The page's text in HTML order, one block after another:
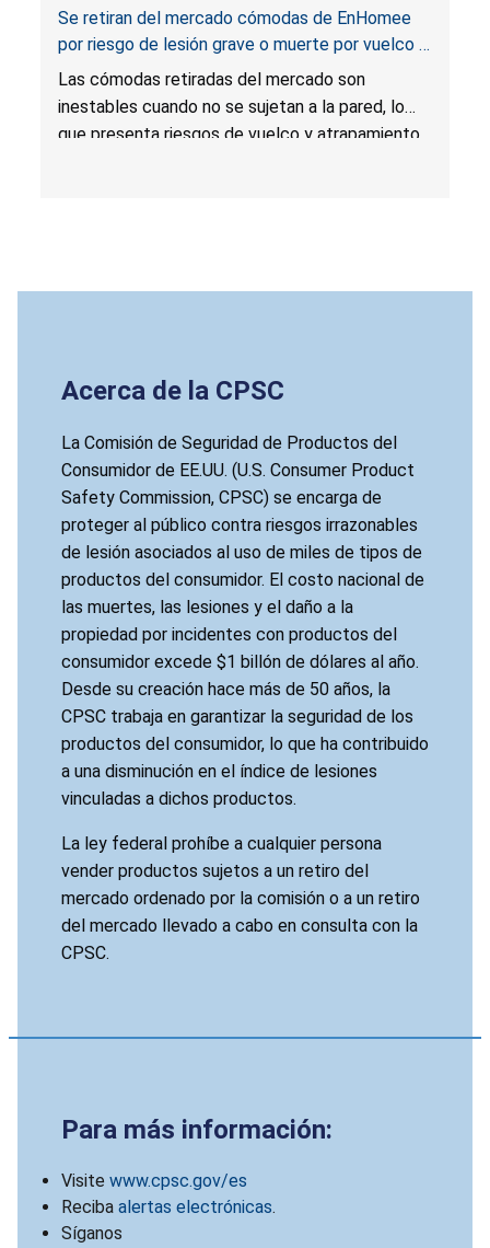
Se retiran del mercado cómodas de EnHomee
por riesgo de lesión grave o muerte por vuelco y
atrapamiento; infringen la norma obligatoria para
muebles para guardar ropa; vendidas por
EnHomee Direct
Las cómodas retiradas del mercado son
inestables cuando no se sujetan a la pared, lo
que presenta riesgos de vuelco y atrapamiento
Acerca de la CPSC
La Comisión de Seguridad de Productos del
Consumidor de EE.UU. (U.S. Consumer Product
Safety Commission, CPSC) se encarga de
proteger al público contra riesgos irrazonables
de lesión asociados al uso de miles de tipos de
productos del consumidor. El costo nacional de
las muertes, las lesiones y el daño a la
propiedad por incidentes con productos del
consumidor excede $1 billón de dólares al año.
Desde su creación hace más de 50 años, la
CPSC trabaja en garantizar la seguridad de los
productos del consumidor, lo que ha contribuido
a una disminución en el índice de lesiones
vinculadas a dichos productos.
La ley federal prohíbe a cualquier persona
vender productos sujetos a un retiro del
mercado ordenado por la comisión o a un retiro
del mercado llevado a cabo en consulta con la
CPSC.
Para más información:
Visite www.cpsc.gov/es
Reciba alertas electrónicas.
Síganos